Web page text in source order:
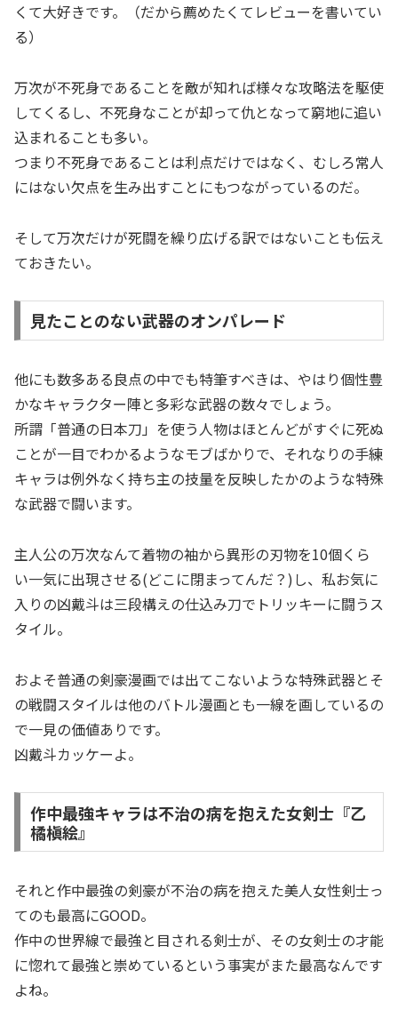
くて大好きです。（だから薦めたくてレビューを書いてい
る）
万次が不死身であることを敵が知れば様々な攻略法を駆使
してくるし、不死身なことが却って仇となって窮地に追い
込まれることも多い。
つまり不死身であることは利点だけではなく、むしろ常人
にはない欠点を生み出すことにもつながっているのだ。
そして万次だけが死闘を繰り広げる訳ではないことも伝え
ておきたい。
見たことのない武器のオンパレード
他にも数多ある良点の中でも特筆すべきは、やはり個性豊
かなキャラクター陣と多彩な武器の数々でしょう。
所謂「普通の日本刀」を使う人物はほとんどがすぐに死ぬ
ことが一目でわかるようなモブばかりで、それなりの手練
キャラは例外なく持ち主の技量を反映したかのような特殊
な武器で闘います。
主人公の万次なんて着物の袖から異形の刃物を10個くら
い一気に出現させる(どこに閉まってんだ？)し、私お気に
入りの凶戴斗は三段構えの仕込み刀でトリッキーに闘うス
タイル。
およそ普通の剣豪漫画では出てこないような特殊武器とそ
の戦闘スタイルは他のバトル漫画とも一線を画しているの
で一見の価値ありです。
凶戴斗カッケーよ。
作中最強キャラは不治の病を抱えた女剣士『乙
橘槇絵』
それと作中最強の剣豪が不治の病を抱えた美人女性剣士っ
てのも最高にGOOD。
作中の世界線で最強と目される剣士が、その女剣士の才能
に惚れて最強と崇めているという事実がまた最高なんです
よね。